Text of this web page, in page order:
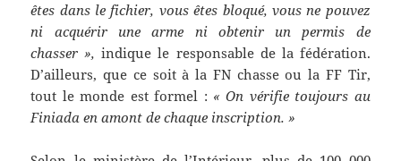
êtes dans le fichier, vous êtes bloqué, vous ne pouvez
ni acquérir une arme ni obtenir un permis de
chasser »,indique le responsable de la fédération.
D’ailleurs, que ce soit à la FN chasse ou la FF Tir,
tout le monde est formel : « On vérifie toujours au
Finiada en amont de chaque inscription. »